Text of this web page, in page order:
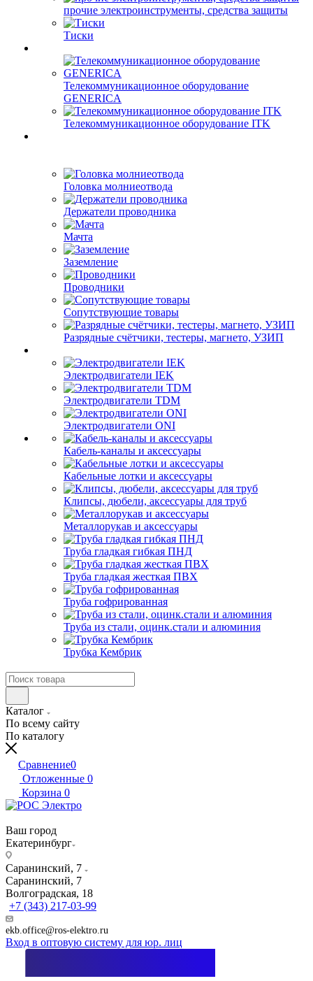
прочие электроинструменты, средства защиты
Тиски
Телекоммуникационное оборудование
GENERICA
Телекоммуникационное оборудование ITK
Головка молниеотвода
Держатели проводника
Мачта
Заземление
Проводники
Сопутствующие товары
Разрядные счётчики, тестеры, магнето, УЗИП
Электродвигатели IEK
Электродвигатели TDM
Электродвигатели ONI
Кабель-каналы и аксессуары
Кабельные лотки и аксессуары
Клипсы, дюбели, аксессуары для труб
Металлорукав и аксессуары
Труба гладкая гибкая ПНД
Труба гладкая жесткая ПВХ
Труба гофрированная
Труба из стали, оцинк.стали и алюминия
Трубка Кембрик
Каталог
По всему сайту
По каталогу
Сравнение0
Отложенные 0
Корзина 0
Ваш город
Екатеринбург
Саранинский, 7
Саранинский, 7
Волгоградская, 18
+7 (343) 217-03-99
ekb.office@ros-elektro.ru
Вход в оптовую систему для юр. лиц